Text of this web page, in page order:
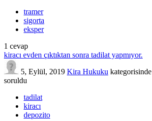
tramer
sigorta
eksper
1 cevap
kiracı evden çıktıktan sonra tadilat yapmıyor.
5, Eylül, 2019 Kira Hukuku kategorisinde
soruldu
tadilat
kiracı
depozito